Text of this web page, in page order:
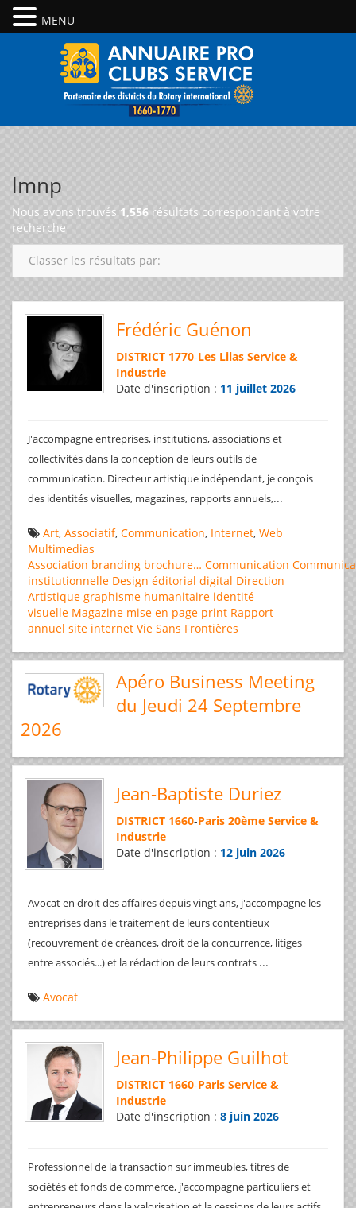
lmnp
Nous avons trouvés 1,556 résultats correspondant à votre
recherche
Classer les résultats par:
Frédéric Guénon
DISTRICT 1770-Les Lilas Service &
Industrie
Date d'inscription : 11 juillet 2026
J'accompagne entreprises, institutions, associations et
collectivités dans la conception de leurs outils de
communication. Directeur artistique indépendant, je conçois
des identités visuelles, magazines, rapports annuels,...
Art, Associatif, Communication, Internet, Web
Multimedias
Association branding brochure… Communication
institutionnelle Design éditorial digital Direction
Artistique graphisme humanitaire identité
visuelle Magazine mise en page print Rapport
annuel site internet Vie Sans Frontières
Apéro Business Meeting
du Jeudi 24 Septembre
2026
Jean-Baptiste Duriez
DISTRICT 1660-Paris 20ème Service &
Industrie
Date d'inscription : 12 juin 2026
Avocat en droit des affaires depuis vingt ans, j'accompagne les
entreprises dans le traitement de leurs contentieux
(recouvrement de créances, droit de la concurrence, litiges
entre associés...) et la rédaction de leurs contrats ...
Avocat
Jean-Philippe Guilhot
DISTRICT 1660-Paris Service &
Industrie
Date d'inscription : 8 juin 2026
Professionnel de la transaction sur immeubles, titres de
sociétés et fonds de commerce, j'accompagne particuliers et
MENU